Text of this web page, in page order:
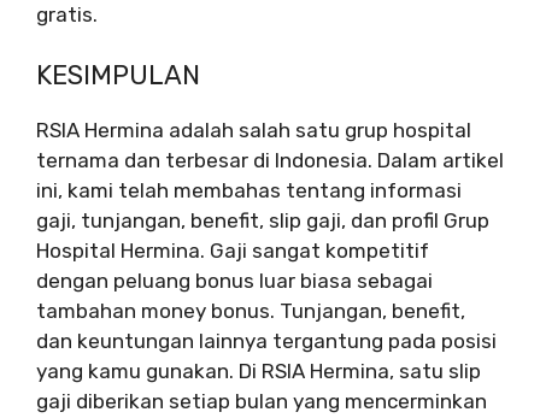
gratis.
KESIMPULAN
RSIA Hermina adalah salah satu grup hospital
ternama dan terbesar di Indonesia. Dalam artikel
ini, kami telah membahas tentang informasi
gaji, tunjangan, benefit, slip gaji, dan profil Grup
Hospital Hermina. Gaji sangat kompetitif
dengan peluang bonus luar biasa sebagai
tambahan money bonus. Tunjangan, benefit,
dan keuntungan lainnya tergantung pada posisi
yang kamu gunakan. Di RSIA Hermina, satu slip
gaji diberikan setiap bulan yang mencerminkan